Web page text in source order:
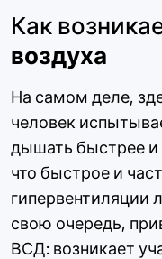
Как
воздуха
На самом деле,
человек
дышать быстрее и
что быстрое и
гипервентиляции
свою очередь,
ВСД: возникает